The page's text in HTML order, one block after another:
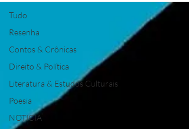
Tudo
Resenha
Contos & Crônicas
Direito & Política
Literatura & Estudos Culturais
Poesia
NOTICIA